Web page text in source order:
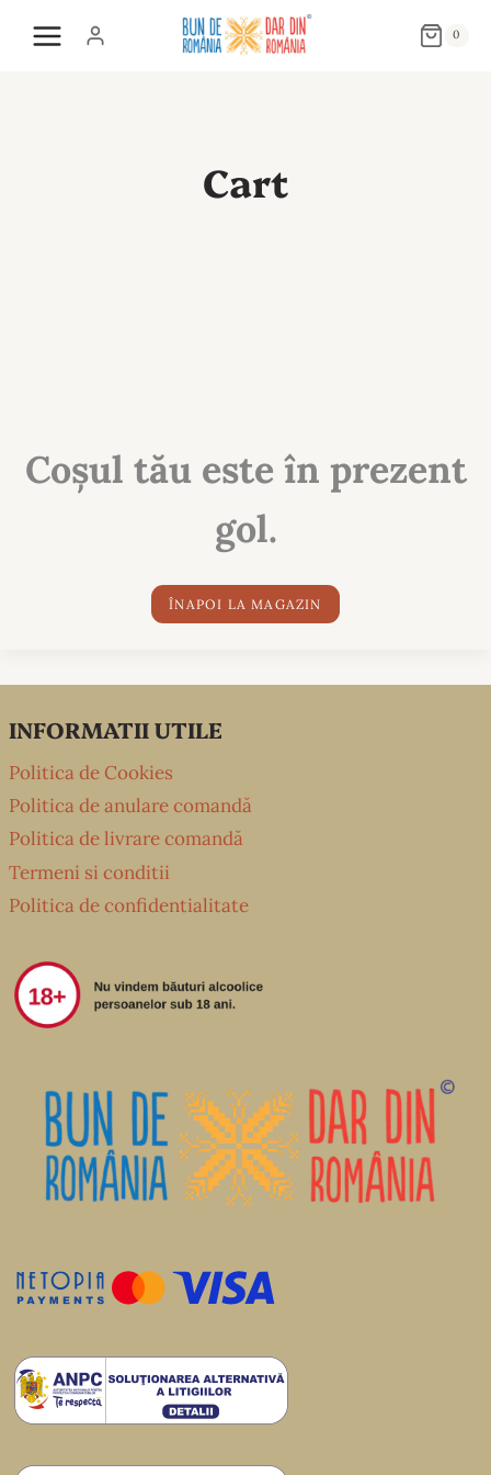
0
Cart
Coșul tău este în prezent
gol.
ÎNAPOI LA MAGAZIN
INFORMATII UTILE
Politica de Cookies
Politica de anulare comandă
Politica de livrare comandă
Termeni si conditii
Politica de confidentialitate